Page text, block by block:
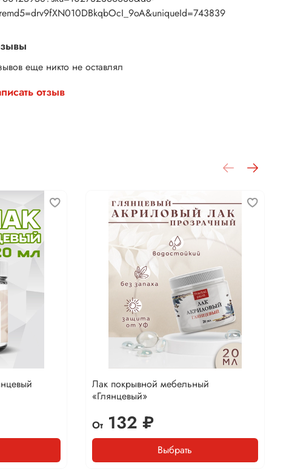
еще никто не оставлял
отзыв
Лак покрывной мебельный
«Глянцевый»
От132 ₽
Выбрать